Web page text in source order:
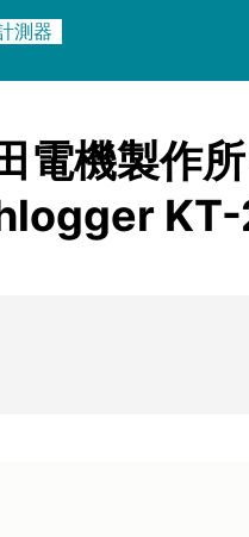
測器
電機製作